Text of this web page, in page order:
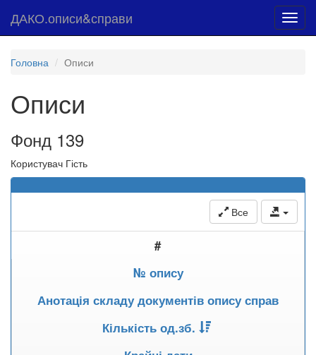
ДАКО.описи&справи
Головна Описи
Описи
Фонд 139
Користувач Гість
Все
#
№ опису
Анотація складу документів опису справ
Кількість од.зб.